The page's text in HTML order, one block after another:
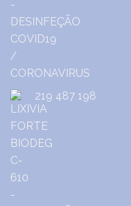
219 487 198